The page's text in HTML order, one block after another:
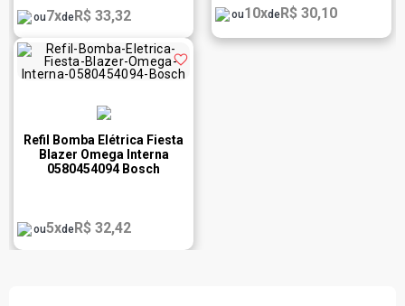
ou7xdeR$ 33,32 ou10xdeR$ 30,10
Refil Bomba Elétrica Fiesta
Blazer Omega Interna
0580454094 Bosch
ou5xdeR$ 32,42